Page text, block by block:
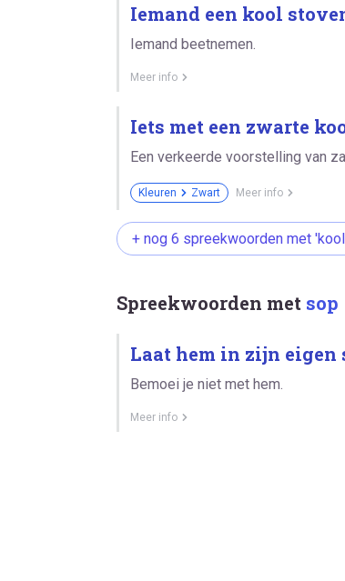
Iemand een kool
Iemand beetnemen.
Meer info
Iets met een zwarte
Een verkeerde voorstelling van
Kleuren Zwart Meer info
+ nog 6 spreekwoorden met
Spreekwoorden met sop
Laat hem in zijn eigen
Bemoei je niet met hem.
Meer info